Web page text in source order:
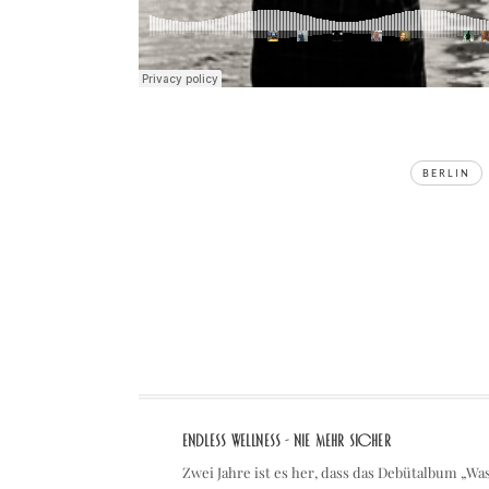
BERLIN
Endless Wellness - Nie mehr sicher
Zwei Jahre ist es her, dass das Debütalbum